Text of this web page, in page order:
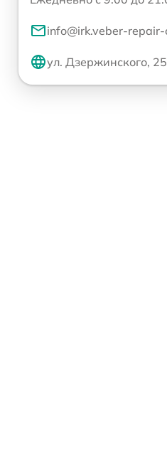
info@irk.veber-
ул. Дзержинского, 25